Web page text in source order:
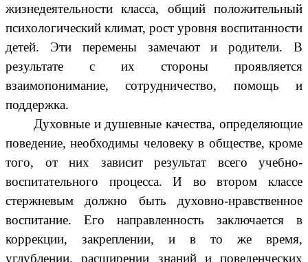
жизнедеятельности класса, общий положительный
психологический климат, рост уровня воспитанности
детей. Эти перемены замечают и родители. В
результате с их стороны проявляется
взаимопонимание, сотрудничество, помощь и
поддержка.
Духовные и душевные качества, определяющие
поведение, необходимы человеку в обществе, кроме
того, от них зависит результат всего учебно-
воспитательного процесса. И во втором классе
стержневым должно быть духовно-нравственное
воспитание. Его направленность заключается в
коррекции, закреплении, и в то же время,
углублении, расширении знаний и поведенческих